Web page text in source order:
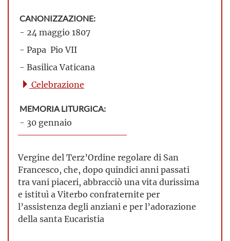
CANONIZZAZIONE:
- 24 maggio 1807
- Papa Pio VII
- Basilica Vaticana
Celebrazione
MEMORIA LITURGICA:
- 30 gennaio
Vergine del Terz’Ordine regolare di San
Francesco, che, dopo quindici anni passati
tra vani piaceri, abbracciò una vita durissima
e istituì a Viterbo confraternite per
l’assistenza degli anziani e per l’adorazione
della santa Eucaristia